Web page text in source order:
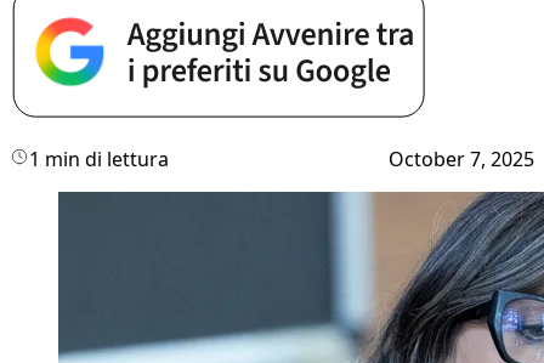
1 min di lettura October 7, 2025